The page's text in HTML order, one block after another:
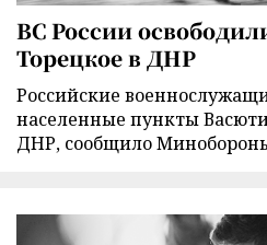
ВС России
Торецкое в ДНР
Российские
населенные пункты
ДНР, сообщило